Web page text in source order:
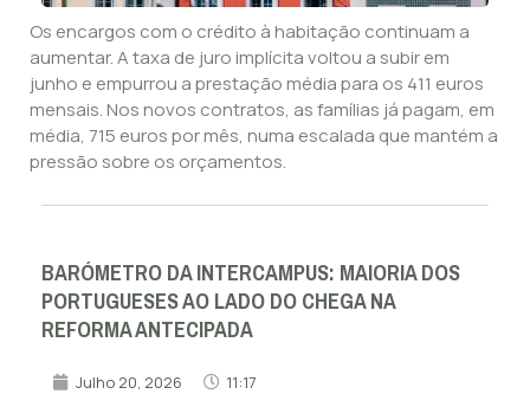
Os encargos com o crédito à habitação continuam a
aumentar. A taxa de juro implícita voltou a subir em
junho e empurrou a prestação média para os 411 euros
mensais. Nos novos contratos, as famílias já pagam, em
média, 715 euros por mês, numa escalada que mantém a
pressão sobre os orçamentos.
BARÓMETRO DA INTERCAMPUS: MAIORIA DOS
PORTUGUESES AO LADO DO CHEGA NA
REFORMA ANTECIPADA
Julho 20, 2026 11:17